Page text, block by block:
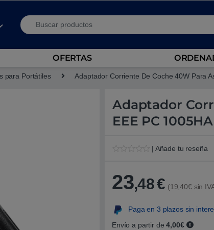
Search for:
OFERTAS
para Portátiles Adaptador Corriente De Coche 40W Para
Adaptador
EEE PC 1005HA
o
r
o
.
| Añade tu reseña
23,48€ (19,40€ sin
Paga en 3 plazos sin
Envío a partir de4,00€